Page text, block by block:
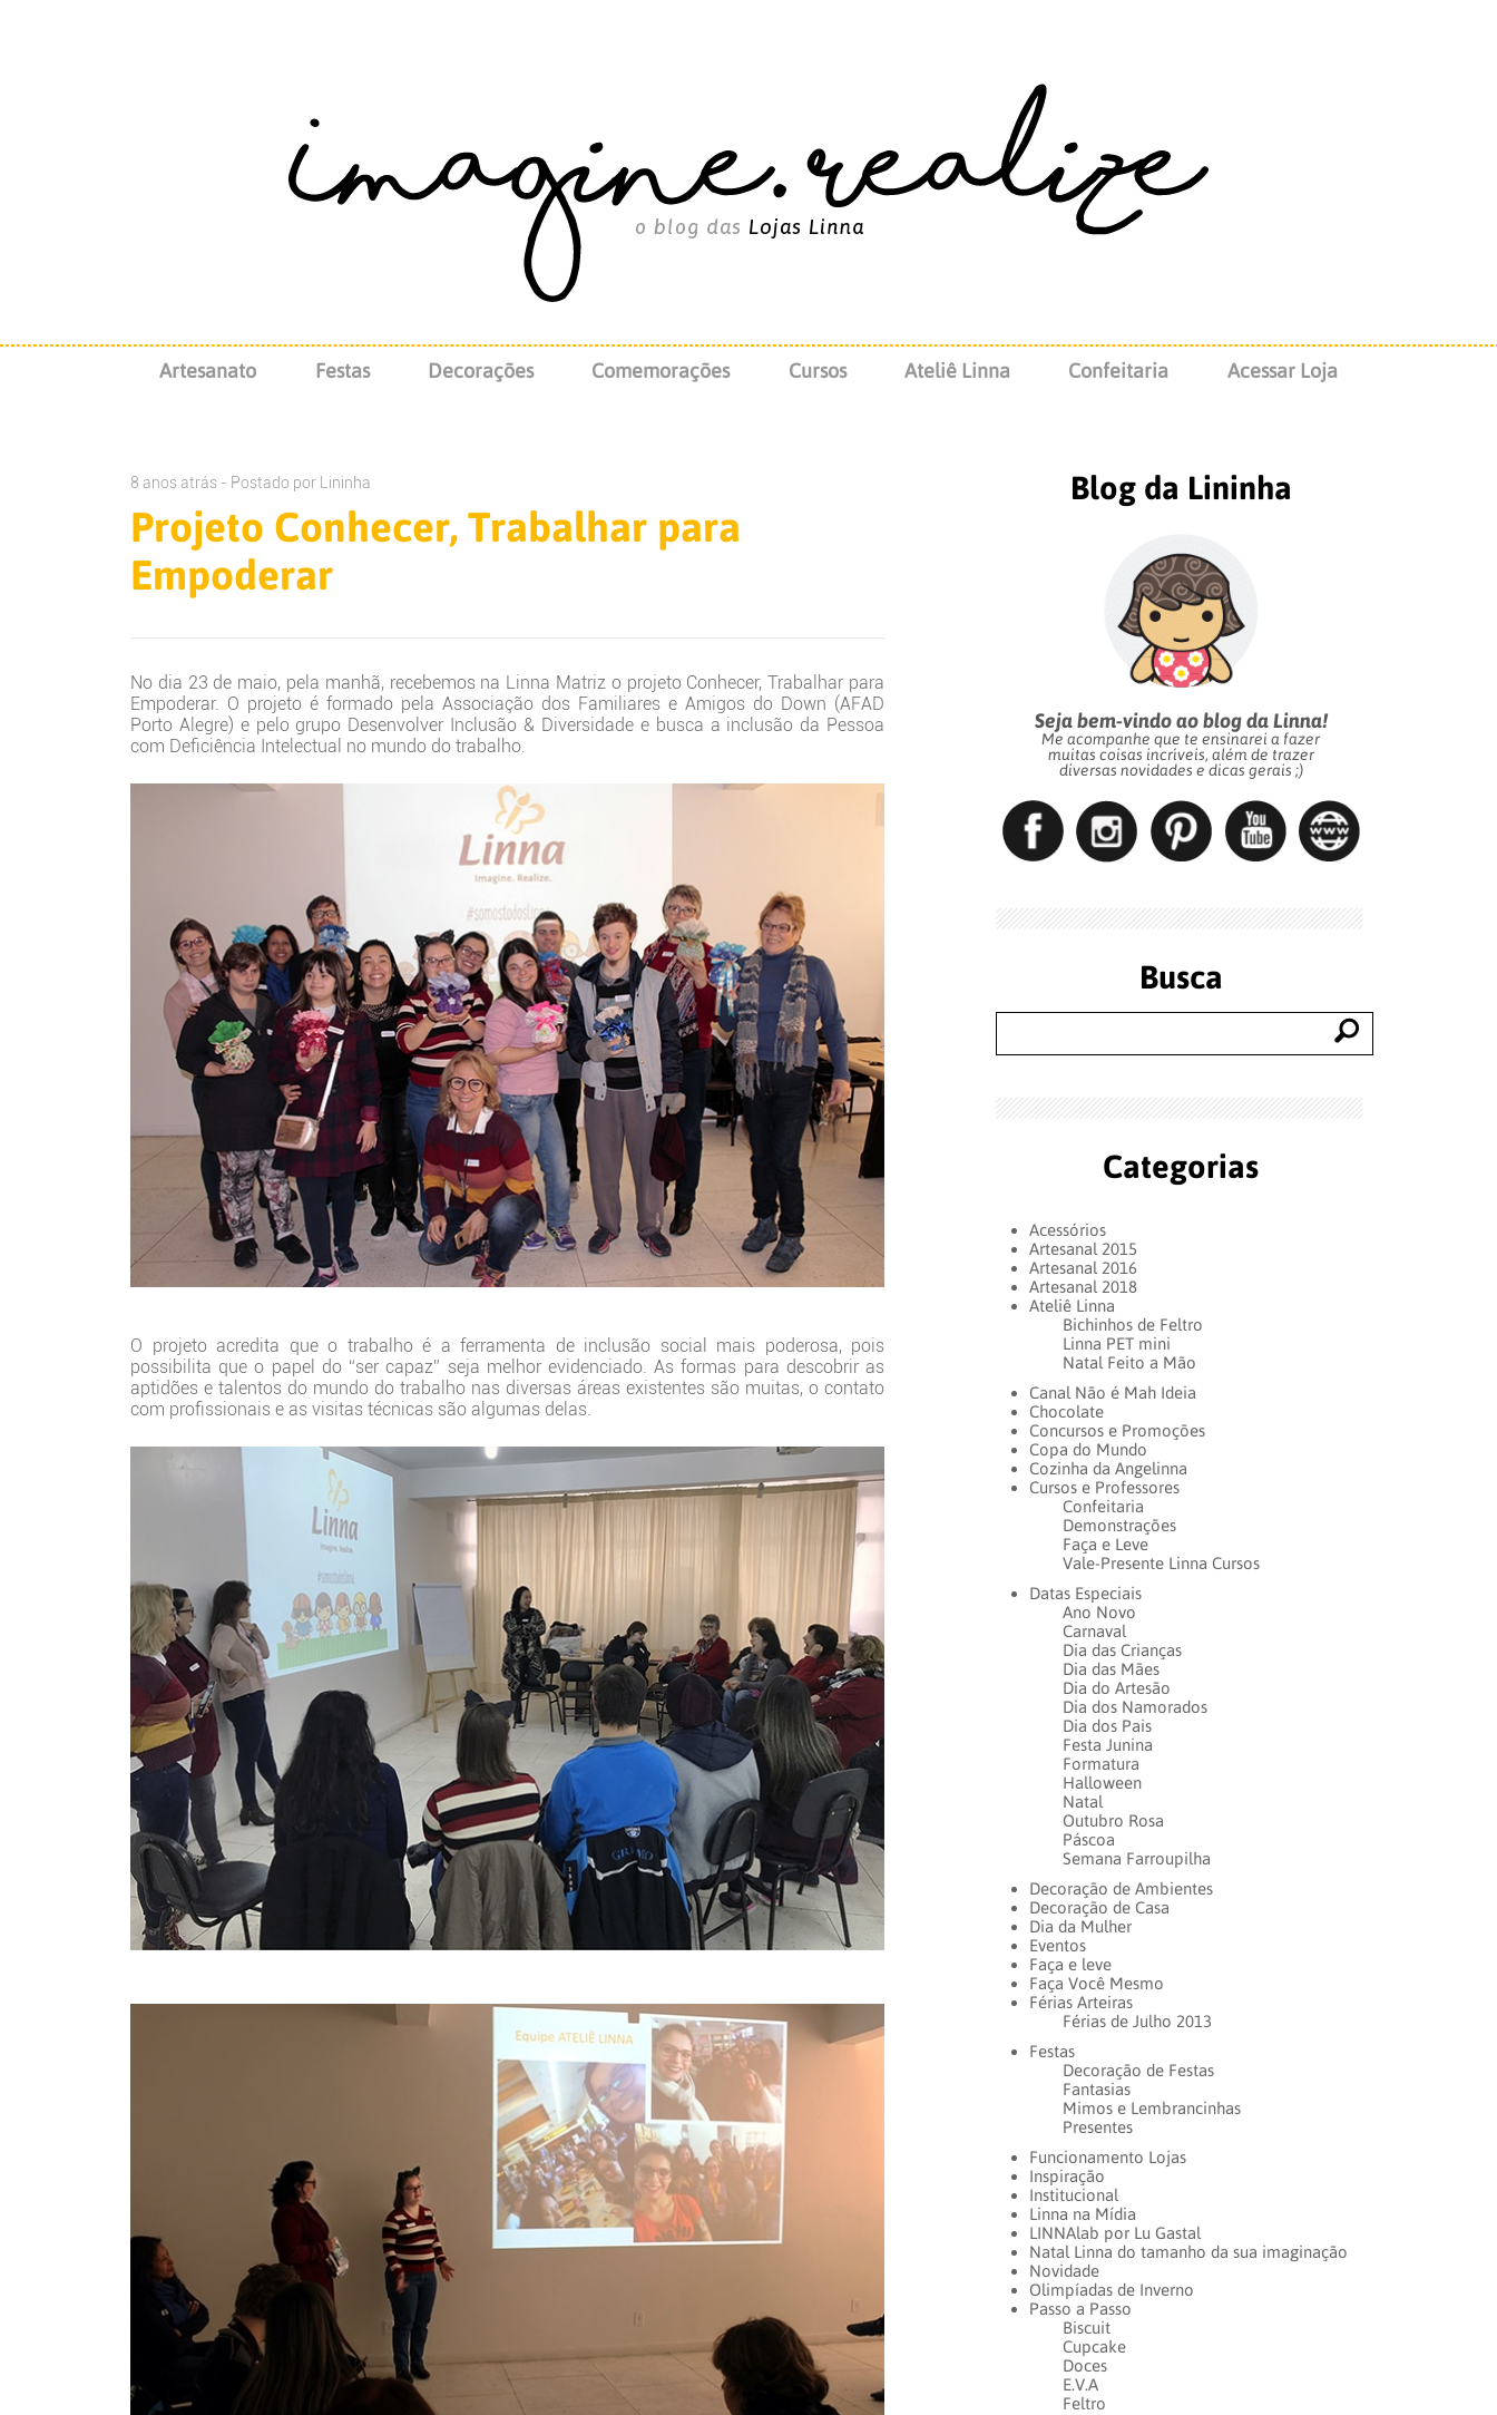
Artesanato Festas Decorações Comemorações Cursos Ateliê Linna Confeitaria Acessar Loja
8 anos atrás - Postado por Lininha
Projeto Conhecer, Trabalhar para
Empoderar
No dia 23 de maio, pela manhã, recebemos na Linna Matriz o projeto Conhecer, Trabalhar para
Empoderar. O projeto é formado pela Associação dos Familiares e Amigos do Down (AFAD
Porto Alegre) e pelo grupo Desenvolver Inclusão & Diversidade e busca a inclusão da Pessoa
com Deficiência Intelectual no mundo do trabalho.
O projeto acredita que o trabalho é a ferramenta de inclusão social mais poderosa, pois
possibilita que o papel do “ser capaz” seja melhor evidenciado. As formas para descobrir as
aptidões e talentos do mundo do trabalho nas diversas áreas existentes são muitas, o contato
com profissionais e as visitas técnicas são algumas delas.
Blog da Lininha
Seja bem-vindo ao blog da Linna!
Me acompanhe que te ensinarei a fazer
muitas coisas incríveis, além de trazer
diversas novidades e dicas gerais ;)
Busca
Categorias
Acessórios
Artesanal 2015
Artesanal 2016
Artesanal 2018
Ateliê Linna
Bichinhos de Feltro
Linna PET mini
Natal Feito a Mão
Canal Não é Mah Ideia
Chocolate
Concursos e Promoções
Copa do Mundo
Cozinha da Angelinna
Cursos e Professores
Confeitaria
Demonstrações
Faça e Leve
Vale-Presente Linna Cursos
Datas Especiais
Ano Novo
Carnaval
Dia das Crianças
Dia das Mães
Dia do Artesão
Dia dos Namorados
Dia dos Pais
Festa Junina
Formatura
Halloween
Natal
Outubro Rosa
Páscoa
Semana Farroupilha
Decoração de Ambientes
Decoração de Casa
Dia da Mulher
Eventos
Faça e leve
Faça Você Mesmo
Férias Arteiras
Férias de Julho 2013
Festas
Decoração de Festas
Fantasias
Mimos e Lembrancinhas
Presentes
Funcionamento Lojas
Inspiração
Institucional
Linna na Mídia
LINNAlab por Lu Gastal
Natal Linna do tamanho da sua imaginação
Novidade
Olimpíadas de Inverno
Passo a Passo
Biscuit
Cupcake
Doces
E.V.A
Feltro